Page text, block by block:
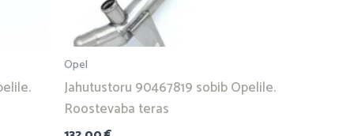
Opel
Jahutustoru 90467819 sobib Opelile.
Roostevaba teras